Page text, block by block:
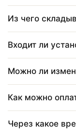
Из чего
Входит ли
Можно ли
Как можно
Через какое